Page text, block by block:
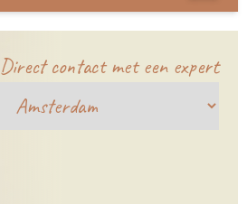
Direct contact met een expert